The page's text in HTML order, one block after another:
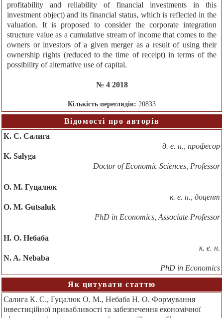
profitability and reliability of financial investments in this
investment object) and its financial status, which is reflected in the
valuation. It is proposed to consider the corporate integration
structure value as a cumulative stream of income that comes to the
owners or investors of a given merger as a result of using their
ownership rights (reduced to the time of receipt) in terms of the
possibility of alternative use of capital.
№ 4 2018
Кількість переглядів: 20833
Відомості про авторів
К. С. Салига
д. е. н., професор
K. Salyga
Doctor of Economic Sciences, Professor
О. М. Гуцалюк
к. е. н., доцент
О. М. Gutsaluk
РhD in Economics, Associate Professor
Н. О. Небаба
к. е. н.
N. A. Nebaba
РhD in Economics
Як цитувати статтю
Салига К. С., Гуцалюк О. М., Небаба Н. О. Формування
інвестиційної привабливості та забезпечення економічної